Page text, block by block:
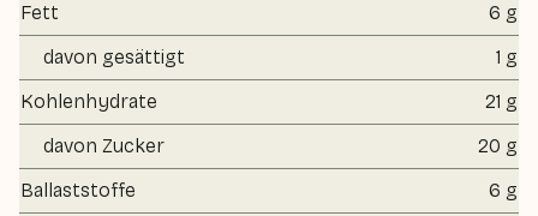
Fett
6 g
davon gesättigt
1 g
Kohlenhydrate
21 g
davon Zucker
20 g
Ballaststoffe
6 g